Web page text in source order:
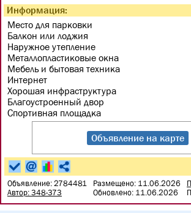
Информация:
Место для парковки
Балкон или лоджия
Наружное утепление
Металлопластиковые окна
Мебель и бытовая техника
Интернет
Хорошая инфраструктура
Благоустроенный двор
Спортивная площадка
Объявление на карте
Объявление: 2784481
Автор: 348-373
Размещено: 11.06.2026
Обновлено: 11.06.2026